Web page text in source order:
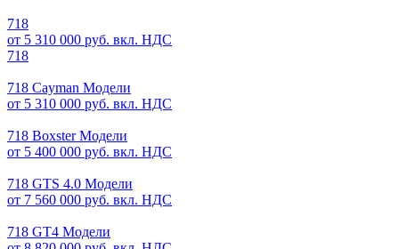
718
от 5 310 000 руб. вкл. НДС
718
718 Cayman Модели
от 5 310 000 руб. вкл. НДС
718 Boxster Модели
от 5 400 000 руб. вкл. НДС
718 GTS 4.0 Модели
от 7 560 000 руб. вкл. НДС
718 GT4 Модели